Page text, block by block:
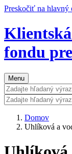
Preskočiť na hlavný
fondu
Menu
Domov
Uhlíková a